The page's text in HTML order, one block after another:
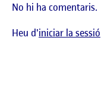
No hi ha comentaris.
Heu d'iniciar la sessió